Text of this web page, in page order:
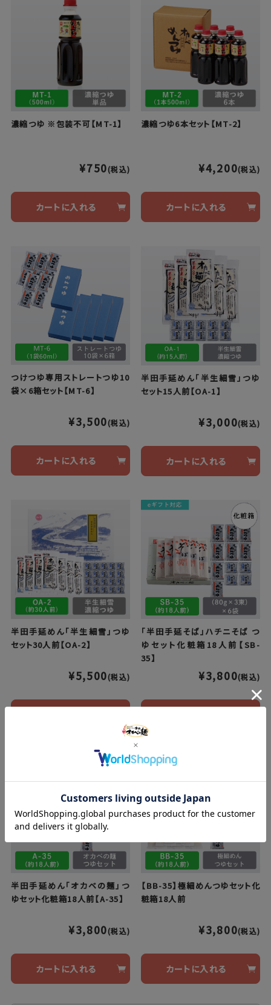
濃縮つゆ ※包装不可【MT-1】
¥750(税込)
カートに入れる
濃縮つゆ6本セット【MT-2】
¥4,200(税込)
カートに入れる
つけつゆ専用ストレートつゆ10
袋×6箱セット【MT-6】
¥3,500(税込)
カートに入れる
半田手延めん「半生細雪」つゆ
セット15人前【OA-1】
¥3,000(税込)
カートに入れる
半田手延めん「半生細雪」つゆ
セット30人前【OA-2】
¥5,500(税込)
「半田手延そば」ハチニそば つ
ゆセット化粧箱18人前【SB-
35】
¥3,800(税込)
半田手延めん「オカベの麺」つ
ゆセット化粧箱18人前【A-35】
¥3,800(税込)
カートに入れる
【BB-35】極細めんつゆセット化
粧箱18人前
¥3,800(税込)
カートに入れる